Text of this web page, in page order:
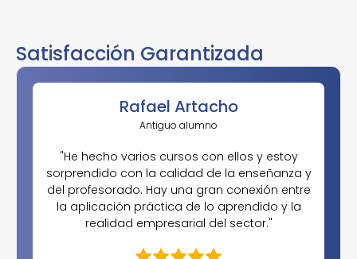
Satisfacción Garantizada
Rafael Artacho
Antiguo alumno
"He hecho varios cursos con ellos y estoy
sorprendido con la calidad de la enseñanza y
del profesorado. Hay una gran conexión entre
la aplicación práctica de lo aprendido y la
realidad empresarial del sector."